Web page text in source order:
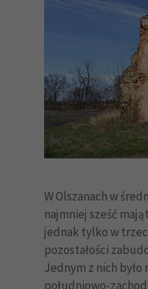
W Olszanach w
najmniej sześć
jednak tylko w
pozostałości
Jednym z nich było
południowo-